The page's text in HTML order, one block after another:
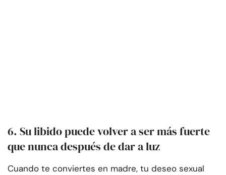
6. Su libido puede volver a ser más fuerte
que nunca después de dar a luz
Cuando te conviertes en madre, tu deseo sexual